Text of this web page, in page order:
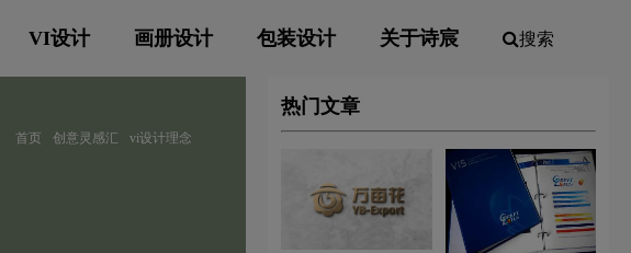
VI设计 画册设计 包装设计 关于诗宸 搜索
首页 创意灵感汇
vi设计理念
热门文章